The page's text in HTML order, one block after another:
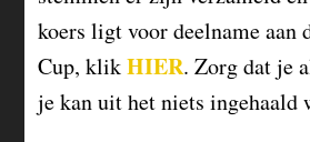
koers ligt voor deelname aan
Cup, klikHIER. Zorg dat je
je kan uit het niets ingehaald